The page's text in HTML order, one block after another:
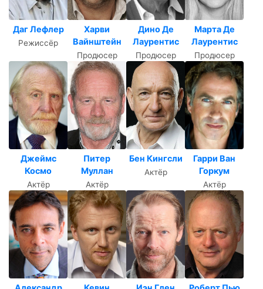
Даг Лефлер
Режиссёр
Харви
Вайнштейн
Продюсер
Дино Де
Лаурентис
Продюсер
Марта Де
Лаурентис
Продюсер
Джеймс
Космо
Актёр
Питер
Муллан
Актёр
Бен Кингсли
Актёр
Гарри Ван
Горкум
Актёр